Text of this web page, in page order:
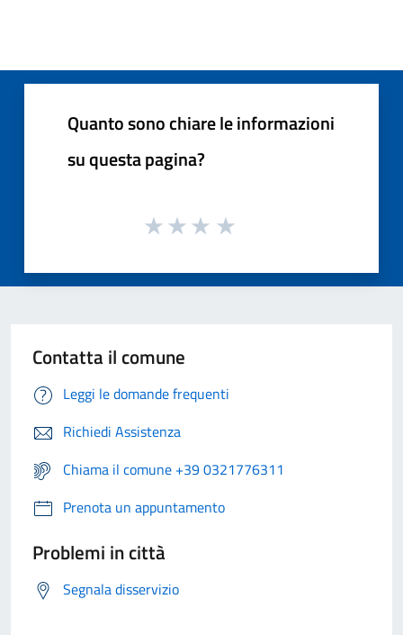
Quanto sono chiare le informazioni
su questa pagina?
Contatta il comune
Leggi le domande frequenti
Richiedi Assistenza
Chiama il comune +39 0321776311
Prenota un appuntamento
Problemi in città
Segnala disservizio